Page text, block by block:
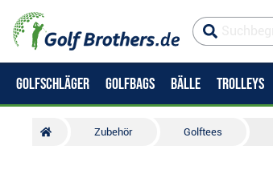
GOLFSCHLÄGER GOLFBAGS BÄLLE TROLLEYS
Zubehör Golftees